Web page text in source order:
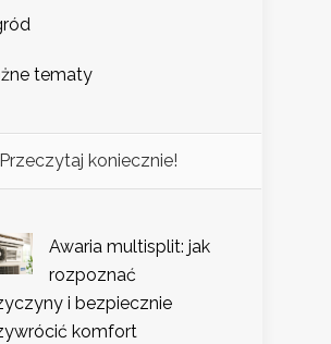
tematy
Przeczytaj koniecznie!
Awaria multisplit: jak
rozpoznać
i bezpiecznie
komfort